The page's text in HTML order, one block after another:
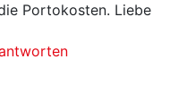
Portokosten. Liebe